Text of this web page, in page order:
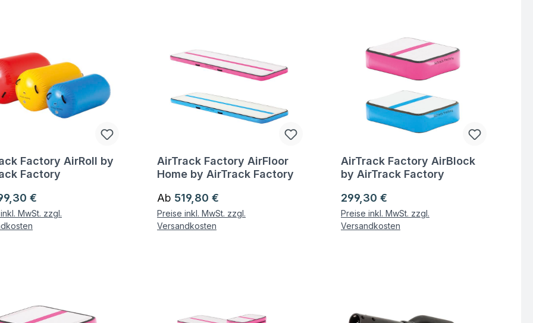
zum Artikel
Factory AirRoll by
Factory
Preis:
€
MwSt. zzgl.
Fragen zum Artikel
AirTrack Factory AirFloor
Home by AirTrack Factory
Regulärer Preis:
Ab 519,80 €
Preise inkl. MwSt. zzgl.
Versandkosten
Fragen zum Artikel
AirTrack Factory AirBlock
by AirTrack Factory
Regulärer Preis:
299,30 €
Preise inkl. MwSt. zzgl.
Versandkosten